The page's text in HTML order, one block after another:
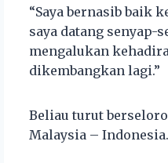
“Saya bernasib baik
saya datang
mengalukan
dikembangkan lagi.”
Beliau turut
Malaysia – Indonesia.